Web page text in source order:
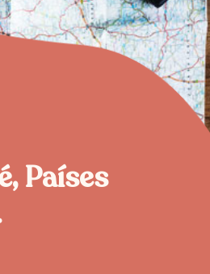
Países